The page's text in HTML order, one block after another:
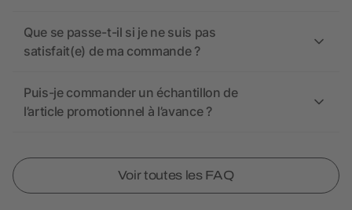
Que se passe-t-il si je ne suis pas
satisfait(e) de ma commande ?
Puis-je commander un échantillon de
l’article promotionnel à l’avance ?
Voir toutes les FAQ